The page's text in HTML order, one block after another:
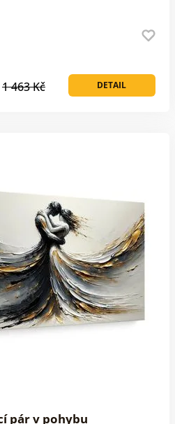
DETAIL
1 463 Kč
pár v pohybu